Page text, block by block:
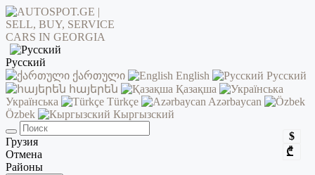
Русский
ქართული
English
Русский
հայերեն
Қазақша
Українська
Türkçe
Azərbaycan
Özbek
Кыргызский
$
₾
Грузия
Отмена
Районы